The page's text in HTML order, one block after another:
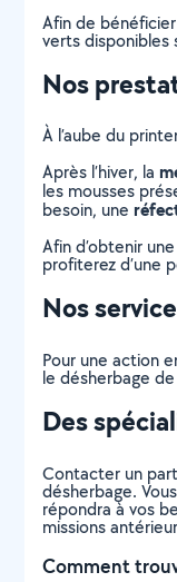
Afin de
verts disponibles
Nos
À l’aube du
Après l’hiver, la
les mousses
besoin, une
Afin d’obtenir
profiterez d’une
Nos
Pour une action
le désherbage
Des
Contacter un
désherbage.
répondra à vos
missions
Comment